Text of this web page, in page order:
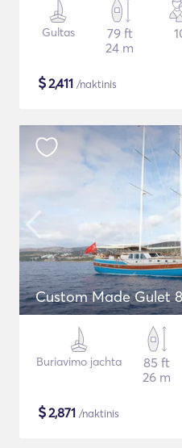
Gultas
79 ft
24 m
$2,411 /naktinis
Custom Made Gulet
Buriavimo jachta
85 ft
26 m
$2,871 /naktinis